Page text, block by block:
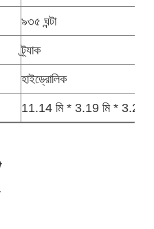
৯৩৫ ঘন্টা
ট্র্যাক
হাইড্রোলিক
11.14 মি * 3.19 মি * 3.28